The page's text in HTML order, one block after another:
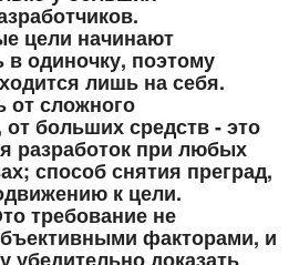
цели начинают
в одиночку, поэтому
лишь на себя.
от сложного
больших средств - это
разработок при любых
способ снятия преград,
к цели.
требование не
факторами, и